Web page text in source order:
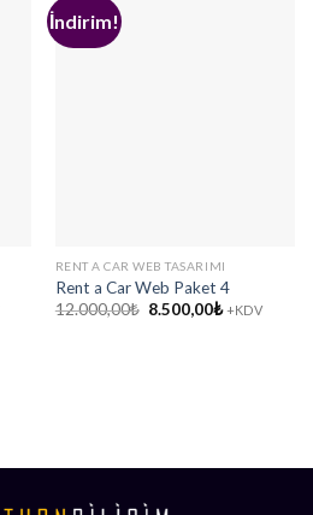
İndirim!
RENT A CAR WEB TASARIMI
Rent a Car Web Paket 4
12.000,00₺ Orijinal
8.500,00₺Şu
+KDV